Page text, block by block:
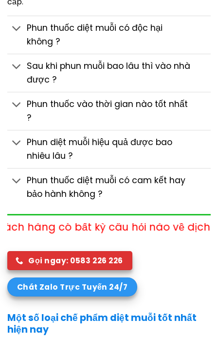
Phun thuốc diệt muỗi có độc hại
không ?
Sau khi phun muỗi bao lâu thì vào nhà
được ?
Phun thuốc vào thời gian nào tốt nhất
?
Phun diệt muỗi hiệu quả được bao
nhiêu lâu ?
Phun thuốc diệt muỗi có cam kết hay
bảo hành không ?
bất kỳ câu hỏi nào về dịch vụ xin vui
Gọi ngay: 0583 226 226
Chát Zalo Trực Tuyến 24/7
Một số loại chế phẩm diệt muỗi tốt nhất
hiện nay